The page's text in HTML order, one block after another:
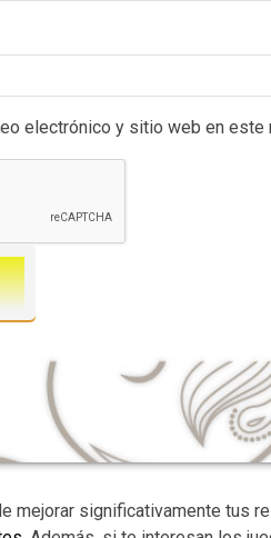
electrónico y sitio web en
mejorar significativamente tus